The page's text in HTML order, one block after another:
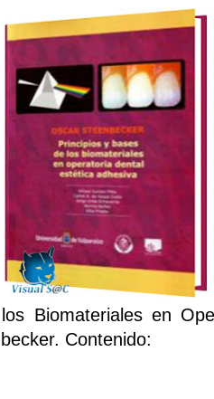
Biomateriales en
Contenido: